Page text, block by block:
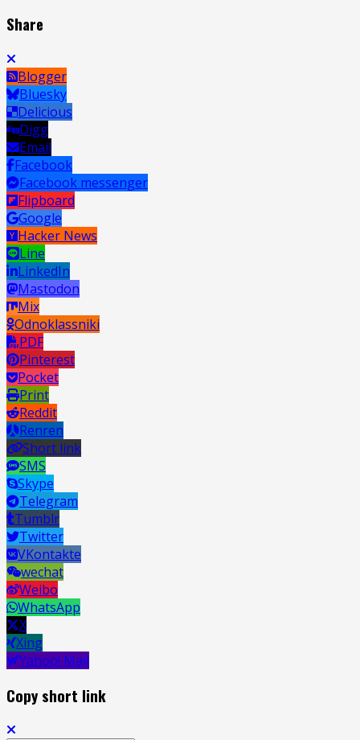
Share
Blogger
Bluesky
Delicious
Digg
Email
Facebook
Facebook messenger
Flipboard
Google
Hacker News
Line
LinkedIn
Mastodon
Mix
Odnoklassniki
PDF
Pinterest
Pocket
Print
Reddit
Renren
Short link
SMS
Skype
Telegram
Tumblr
Twitter
VKontakte
wechat
Weibo
WhatsApp
X
Xing
Yahoo! Mail
Copy short link